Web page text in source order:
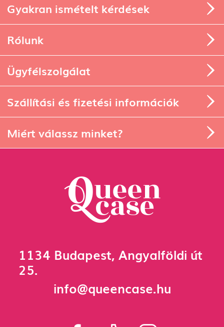
Gyakran ismételt kérdések
Rólunk
Ügyfélszolgálat
Szállítási és fizetési információk
Miért válassz minket?
1134 Budapest, Angyalföldi út
25.
info@queencase.hu